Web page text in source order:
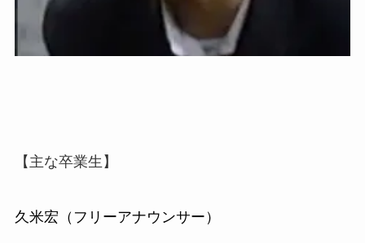
【主な卒業生】
久米宏（フリーアナウンサー）